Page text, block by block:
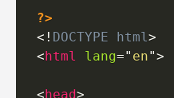
?>
<! DOCTYPE html>
<html lang=" en">
<head>